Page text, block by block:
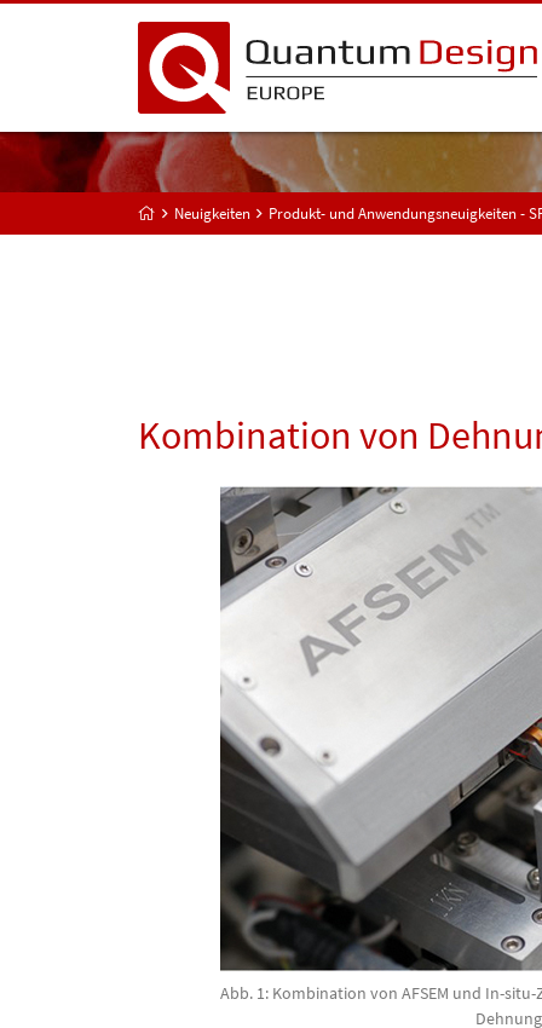
Neuigkeiten Produkt- und Anwendungsneuigkeiten -
Kombination von
Abb. 1: Kombination von AFSEM und In-